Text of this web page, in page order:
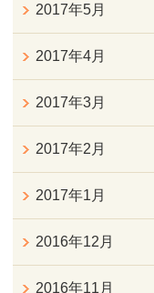
2017年5月
2017年4月
2017年3月
2017年2月
2017年1月
2016年12月
2016年11月